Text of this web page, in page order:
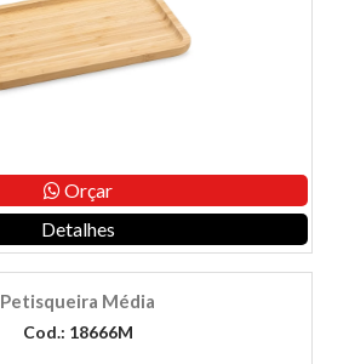
Orçar
Detalhes
Petisqueira Média
Cod.: 18666M